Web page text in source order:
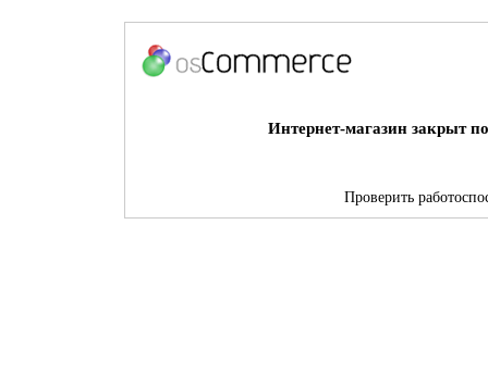
Интернет-магазин закрыт
Проверить